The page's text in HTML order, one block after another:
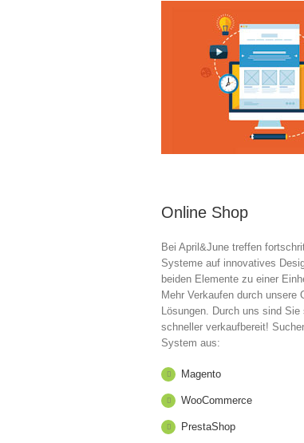
Online Shop
Bei April&June treffen
Systeme auf innovatives
beiden Elemente zu einer
Mehr Verkaufen durch unsere
Lösungen. Durch uns sind Sie
schneller verkaufbereit!
System aus:
Magento
WooCommerce
PrestaShop